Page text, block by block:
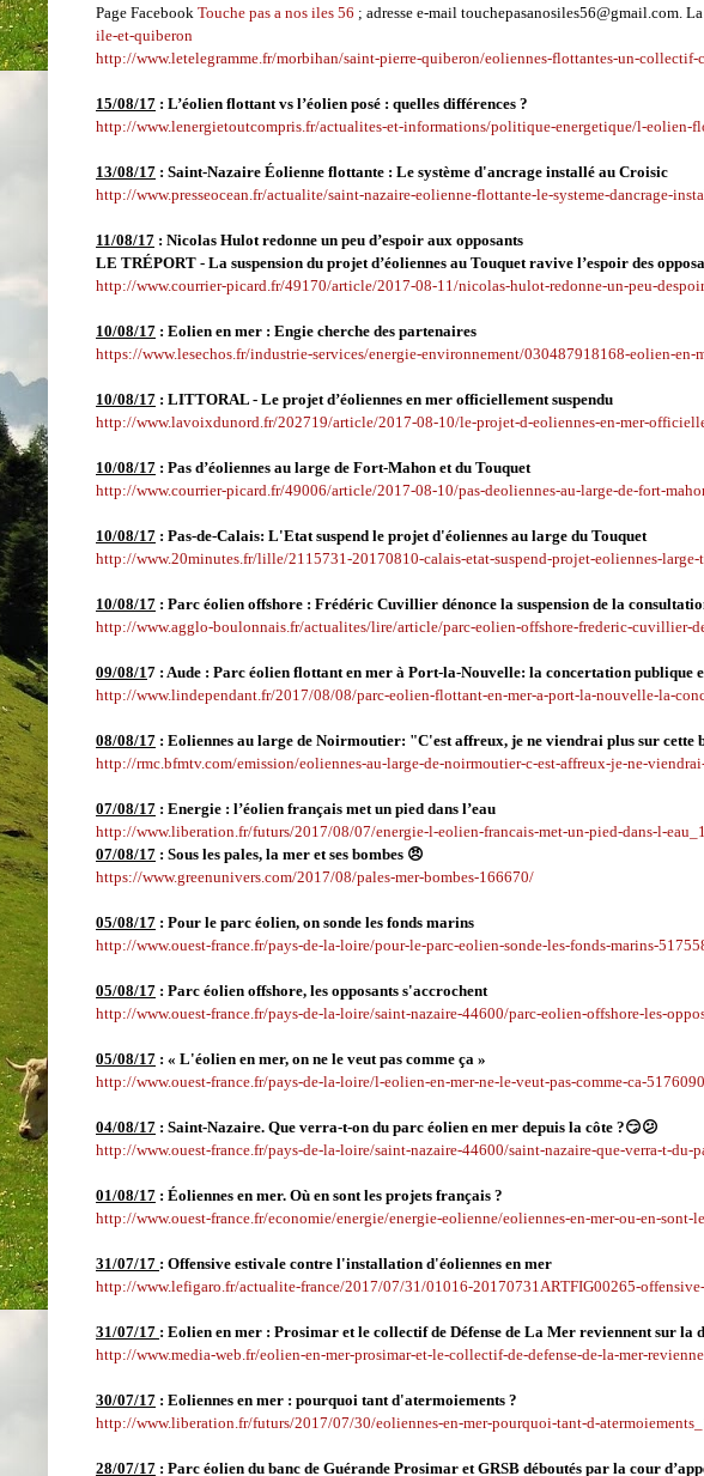
Page Facebook Touche pas a nos iles 56 ; adresse e-mail touchepasanosiles56@gmail.com.
ile-et-quiberon
http://www.letelegramme.fr/morbihan/saint-pierre-quiberon/eoliennes-flottantes-un-collectif-
15/08/17 : L’éolien flottant vs l’éolien posé : quelles différences ?
http://www.lenergietoutcompris.fr/actualites-et-informations/politique-energetique/l-eolien-
13/08/17 : Saint-Nazaire Éolienne flottante : Le système d'ancrage installé au Croisic
http://www.presseocean.fr/actualite/saint-nazaire-eolienne-flottante-le-systeme-dancrage-
11/08/17 : Nicolas Hulot redonne un peu d’espoir aux opposants
LE TRÉPORT - La suspension du projet d’éoliennes au Touquet ravive l’espoir des
http://www.courrier-picard.fr/49170/article/2017-08-11/nicolas-hulot-redonne-un-peu-
10/08/17 : Eolien en mer : Engie cherche des partenaires
https://www.lesechos.fr/industrie-services/energie-environnement/030487918168-eolien-en-
10/08/17 : LITTORAL - Le projet d’éoliennes en mer officiellement suspendu
http://www.lavoixdunord.fr/202719/article/2017-08-10/le-projet-d-eoliennes-en-mer-
10/08/17 : Pas d’éoliennes au large de Fort-Mahon et du Touquet
http://www.courrier-picard.fr/49006/article/2017-08-10/pas-deoliennes-au-large-de-fort-
10/08/17 : Pas-de-Calais: L'Etat suspend le projet d'éoliennes au large du Touquet
http://www.20minutes.fr/lille/2115731-20170810-calais-etat-suspend-projet-eoliennes-large-
10/08/17 : Parc éolien offshore : Frédéric Cuvillier dénonce la suspension de la
http://www.agglo-boulonnais.fr/actualites/lire/article/parc-eolien-offshore-frederic-cuvillier-
09/08/17 : Aude : Parc éolien flottant en mer à Port-la-Nouvelle: la concertation publique
http://www.lindependant.fr/2017/08/08/parc-eolien-flottant-en-mer-a-port-la-nouvelle-la-
08/08/17 : Eoliennes au large de Noirmoutier: "C'est affreux, je ne viendrai plus sur cette
http://rmc.bfmtv.com/emission/eoliennes-au-large-de-noirmoutier-c-est-affreux-je-ne-
07/08/17 : Energie : l’éolien français met un pied dans l’eau
http://www.liberation.fr/futurs/2017/08/07/energie-l-eolien-francais-met-un-pied-dans-l-
07/08/17 : Sous les pales, la mer et ses bombes 😠
https://www.greenunivers.com/2017/08/pales-mer-bombes-166670/
05/08/17 : Pour le parc éolien, on sonde les fonds marins
http://www.ouest-france.fr/pays-de-la-loire/pour-le-parc-eolien-sonde-les-fonds-marins-
05/08/17 : Parc éolien offshore, les opposants s'accrochent
http://www.ouest-france.fr/pays-de-la-loire/saint-nazaire-44600/parc-eolien-offshore-les-
05/08/17 : « L'éolien en mer, on ne le veut pas comme ça »
http://www.ouest-france.fr/pays-de-la-loire/l-eolien-en-mer-ne-le-veut-pas-comme-ca-5176090
04/08/17 : Saint-Nazaire. Que verra-t-on du parc éolien en mer depuis la côte ?😏😕
http://www.ouest-france.fr/pays-de-la-loire/saint-nazaire-44600/saint-nazaire-que-verra-t-du-
01/08/17 : Éoliennes en mer. Où en sont les projets français ?
http://www.ouest-france.fr/economie/energie/energie-eolienne/eoliennes-en-mer-ou-en-sont-
31/07/17 : Offensive estivale contre l'installation d'éoliennes en mer
http://www.lefigaro.fr/actualite-france/2017/07/31/01016-20170731ARTFIG00265-
31/07/17 : Eolien en mer : Prosimar et le collectif de Défense de La Mer reviennent sur la
http://www.media-web.fr/eolien-en-mer-prosimar-et-le-collectif-de-defense-de-la-mer-
30/07/17 : Eoliennes en mer : pourquoi tant d'atermoiements ?
http://www.liberation.fr/futurs/2017/07/30/eoliennes-en-mer-pourquoi-tant-d-
28/07/17 : Parc éolien du banc de Guérande Prosimar et GRSB déboutés par la cour